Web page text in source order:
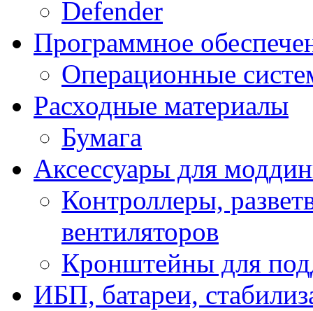
Defender
Программное
Операционные
Расходные материалы
Бумага
Аксессуары для
Контроллеры,
вентиляторов
Кронштейны для
ИБП, батареи,